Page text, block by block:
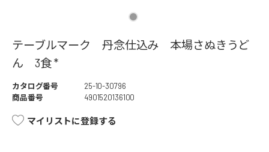
テーブルマーク 丹念仕込み 本場さぬきうど
ん 3食 *
カタログ番号
25-10-30796
商品番号
4901520136100
マイリストに登録する